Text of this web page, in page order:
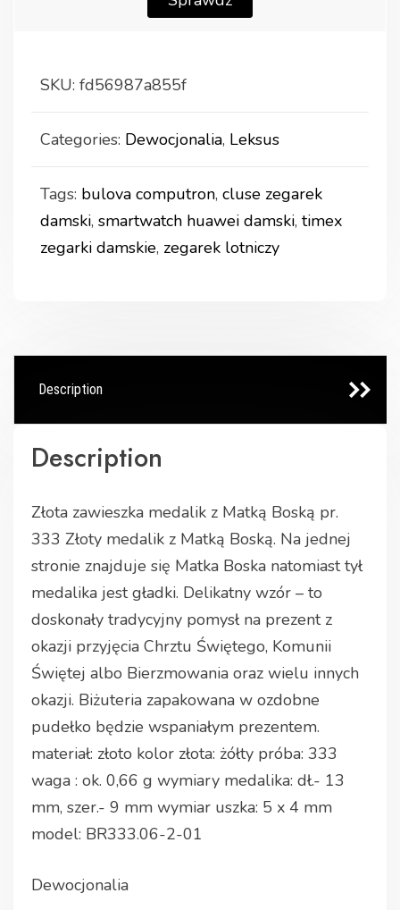
SKU: fd56987a855f
Categories: Dewocjonalia, Leksus
Tags: bulova computron, cluse zegarek
damski, smartwatch huawei damski, timex
zegarki damskie, zegarek lotniczy
Description
Description
Złota zawieszka medalik z Matką Boską pr.
333 Złoty medalik z Matką Boską. Na jednej
stronie znajduje się Matka Boska natomiast tył
medalika jest gładki. Delikatny wzór – to
doskonały tradycyjny pomysł na prezent z
okazji przyjęcia Chrztu Świętego, Komunii
Świętej albo Bierzmowania oraz wielu innych
okazji. Biżuteria zapakowana w ozdobne
pudełko będzie wspaniałym prezentem.
materiał: złoto kolor złota: żółty próba: 333
waga : ok. 0,66 g wymiary medalika: dł.- 13
mm, szer.- 9 mm wymiar uszka: 5 x 4 mm
model: BR333.06-2-01
Dewocjonalia